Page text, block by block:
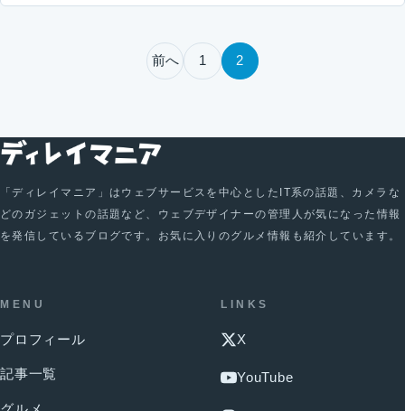
投稿のページ送り
前へ 1 2
「ディレイマニア」はウェブサービスを中心としたIT系の話題、カメラな
どのガジェットの話題など、ウェブデザイナーの管理人が気になった情報
を発信しているブログです。お気に入りのグルメ情報も紹介しています。
MENU
プロフィール
記事一覧
LINKS
X
YouTube